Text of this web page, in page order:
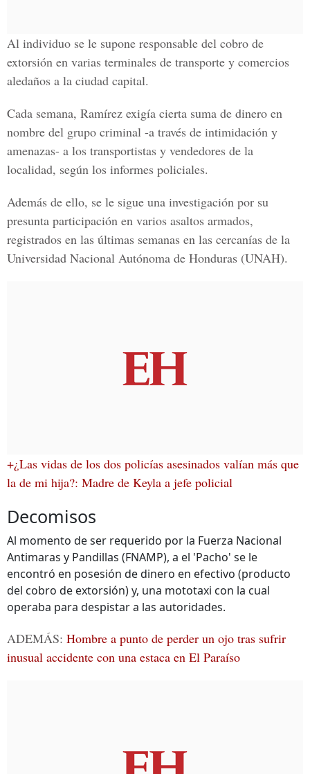
Al individuo se le supone responsable del cobro de
extorsión en varias terminales de transporte y comercios
aledaños a la ciudad capital.
Cada semana, Ramírez exigía cierta suma de dinero en
nombre del grupo criminal -a través de intimidación y
amenazas- a los transportistas y vendedores de la
localidad, según los informes policiales.
Además de ello, se le sigue una investigación por su
presunta participación en varios asaltos armados,
registrados en las últimas semanas en las cercanías de la
Universidad Nacional Autónoma de Honduras (UNAH).
+¿Las vidas de los dos policías asesinados valían más que
la de mi hija?: Madre de Keyla a jefe policial
Decomisos
Al momento de ser requerido por la Fuerza Nacional
Antimaras y Pandillas (FNAMP), a el 'Pacho' se le
encontró en posesión de dinero en efectivo (producto
del cobro de extorsión) y, una mototaxi con la cual
operaba para despistar a las autoridades.
ADEMÁS: Hombre a punto de perder un ojo tras sufrir
inusual accidente con una estaca en El Paraíso